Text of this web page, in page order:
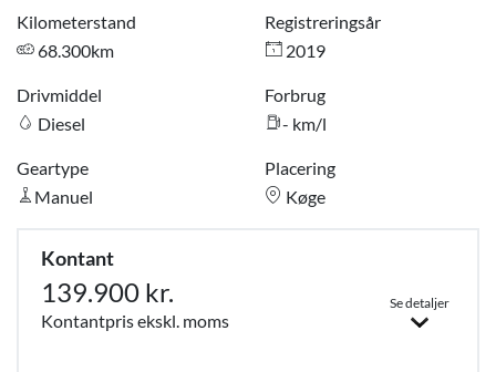
Kilometerstand
68.300km
Registreringsår
2019
Drivmiddel
Diesel
Forbrug
- km/l
Geartype
Manuel
Placering
Køge
Kontant
139.900 kr.
Kontantpris ekskl. moms
Se detaljer